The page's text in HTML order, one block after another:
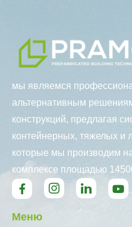
мы являемся
альтернативным
конструкций, предлагая
контейнерных, тяжелых и
которые мы производим
комплексе площадью
Меню